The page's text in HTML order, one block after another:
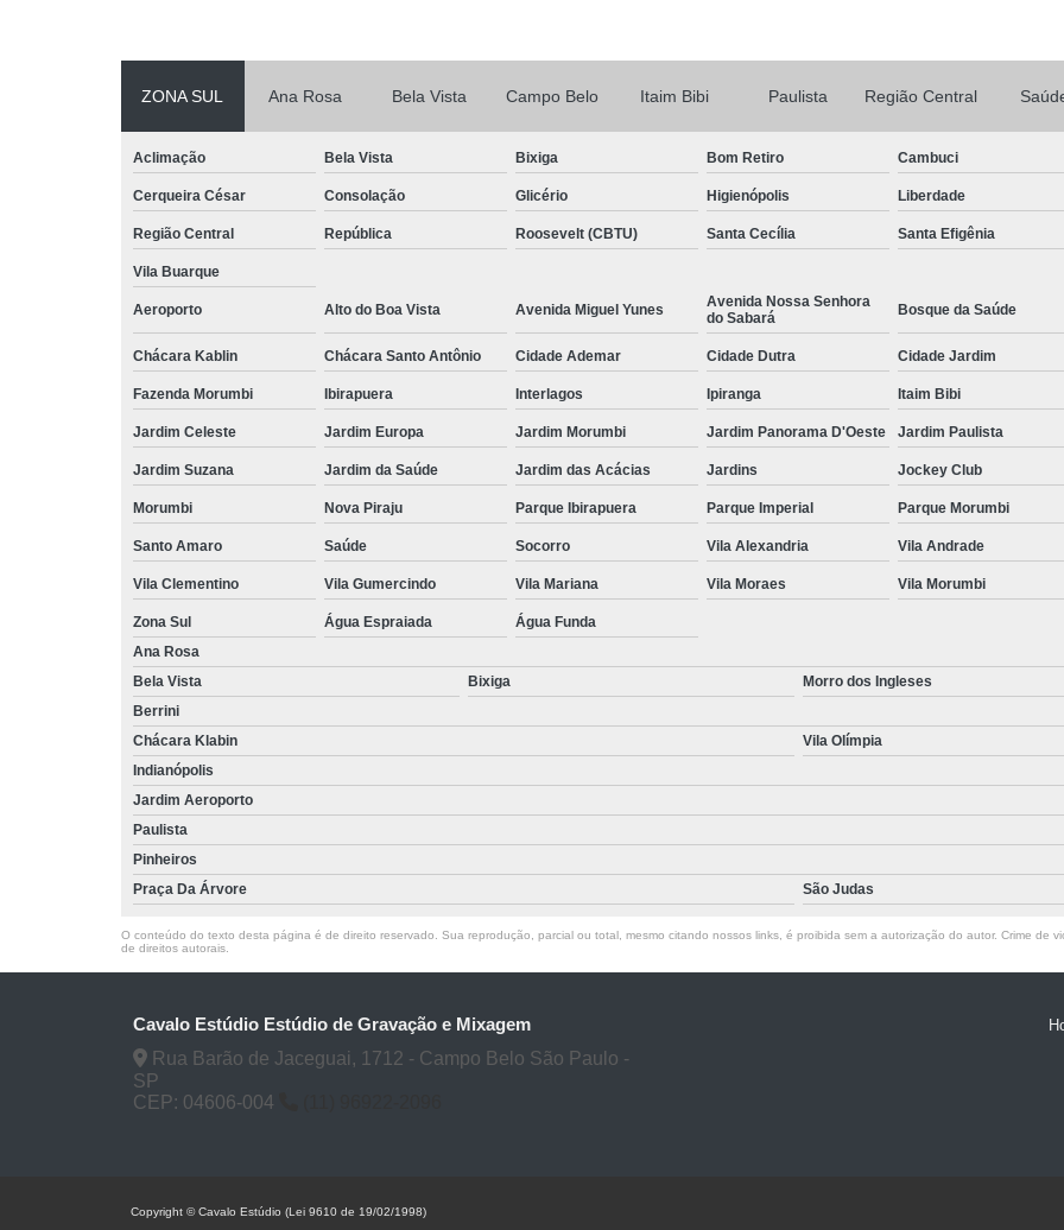
ZONA SUL Ana Rosa Bela Vista Campo Belo Itaim Bibi Paulista Região Central
Aclimação Bela Vista Bixiga Bom Retiro Cambuci
Cerqueira César Consolação Glicério Higienópolis Liberdade
Região Central República Roosevelt (CBTU) Santa Cecília Santa Efigênia
Vila Buarque
Aeroporto Alto do Boa Vista Avenida Miguel Yunes
Avenida Nossa Senhora
do Sabará
Bosque da Saúde
Chácara Kablin Chácara Santo Antônio Cidade Ademar Cidade Dutra Cidade Jardim
Fazenda Morumbi Ibirapuera Interlagos Ipiranga Itaim Bibi
Jardim Celeste Jardim Europa Jardim Morumbi Jardim Panorama D'Oeste Jardim Paulista
Jardim Suzana Jardim da Saúde Jardim das Acácias Jardins Jockey Club
Morumbi Nova Piraju Parque Ibirapuera Parque Imperial Parque Morumbi
Santo Amaro Saúde Socorro Vila Alexandria Vila Andrade
Vila Clementino Vila Gumercindo Vila Mariana Vila Moraes Vila Morumbi
Zona Sul Água Espraiada
Água Funda
Ana Rosa
Bela Vista
Bixiga Morro dos Ingleses
Berrini
Chácara Klabin
Vila Olímpia
Indianópolis
Jardim Aeroporto
Paulista
Pinheiros
Praça Da Árvore
São Judas
O conteúdo do texto desta página é de direito reservado. Sua reprodução, parcial ou total, mesmo citando nossos links, é proibida sem a autorização do autor. Crime de
de direitos autorais
Cavalo Estúdio Estúdio de Gravação e Mixagem
Rua Barão de Jaceguai, 1712 - Campo Belo São Paulo -
SP
CEP: 04606-004
Copyright © Cavalo Estúdio (Lei 9610 de 19/02/1998)